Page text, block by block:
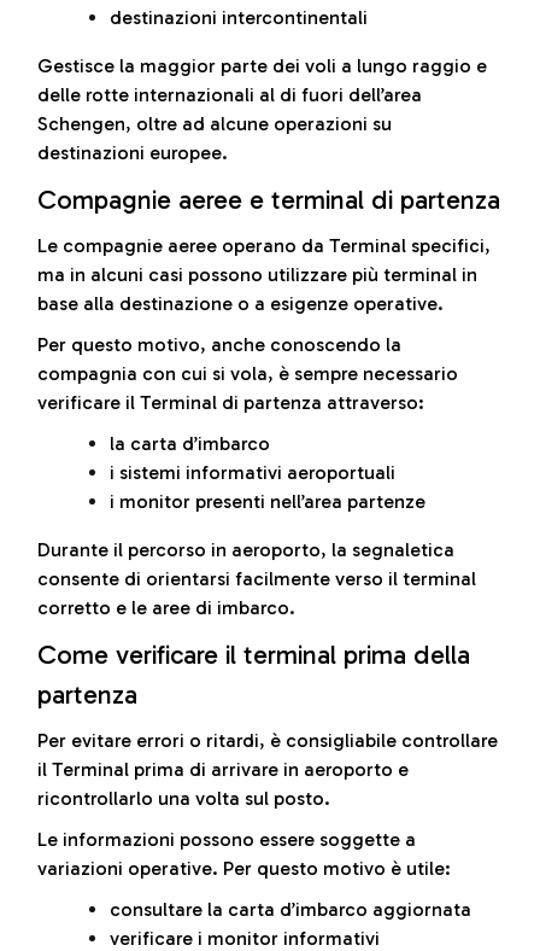
destinazioni intercontinentali
Gestisce la maggior parte dei voli a lungo raggio e
delle rotte internazionali al di fuori dell’area
Schengen, oltre ad alcune operazioni su
destinazioni europee.
Compagnie aeree e terminal di partenza
Le compagnie aeree operano da Terminal specifici,
ma in alcuni casi possono utilizzare più terminal in
base alla destinazione o a esigenze operative.
Per questo motivo, anche conoscendo la
compagnia con cui si vola, è sempre necessario
verificare il Terminal di partenza attraverso:
la carta d’imbarco
i sistemi informativi aeroportuali
i monitor presenti nell’area partenze
Durante il percorso in aeroporto, la segnaletica
consente di orientarsi facilmente verso il terminal
corretto e le aree di imbarco.
Come verificare il terminal prima della
partenza
Per evitare errori o ritardi, è consigliabile controllare
il Terminal prima di arrivare in aeroporto e
ricontrollarlo una volta sul posto.
Le informazioni possono essere soggette a
variazioni operative. Per questo motivo è utile:
consultare la carta d’imbarco aggiornata
verificare i monitor informativi